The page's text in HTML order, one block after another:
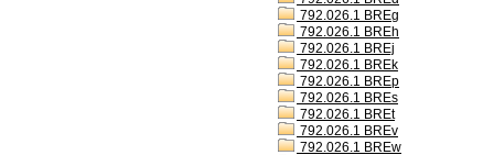
792.026.1 BREg
792.026.1 BREh
792.026.1 BREj
792.026.1 BREk
792.026.1 BREp
792.026.1 BREs
792.026.1 BREt
792.026.1 BREv
792.026.1 BREw